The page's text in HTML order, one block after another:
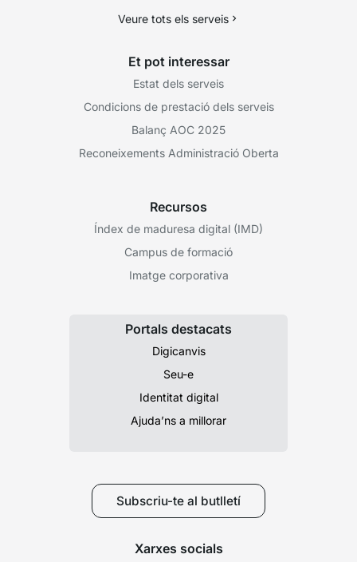
Veure tots els serveis
Et pot interessar
Estat dels serveis
Condicions de prestació dels serveis
Balanç AOC 2025
Reconeixements Administració Oberta
Recursos
Índex de maduresa digital (IMD)
Campus de formació
Imatge corporativa
Portals destacats
Digicanvis
Seu-e
Identitat digital
Ajuda’ns a millorar
Subscriu-te al butlletí
Xarxes socials